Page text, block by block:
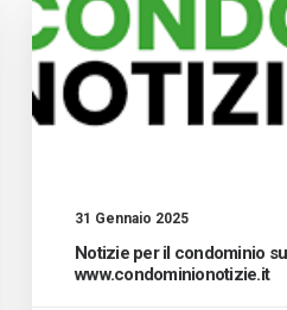
31 Gennaio 2025
Notizie per il condominio su
www.condominionotizie.it